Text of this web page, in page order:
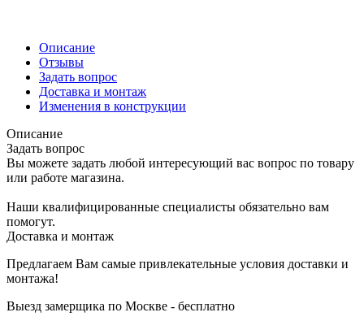
Описание
Отзывы
Задать вопрос
Доставка и монтаж
Изменения в конструкции
Описание
Задать вопрос
Вы можете задать любой интересующий вас вопрос по товару
или работе магазина.
Наши квалифицированные специалисты обязательно вам
помогут.
Доставка и монтаж
Предлагаем Вам самые привлекательные условия доставки и
монтажа!
Выезд замерщика по Москве - бесплатно